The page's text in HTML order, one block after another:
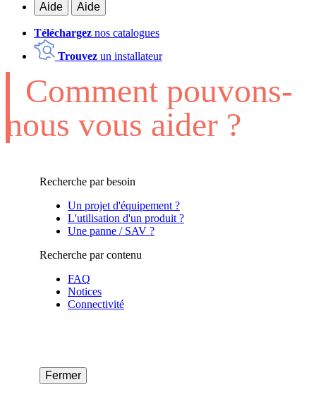
Aide
Aide
Téléchargez nos catalogues
Trouvez un installateur
Comment pouvons-
nous vous aider ?
Recherche par besoin
Un projet d'équipement ?
L'utilisation d'un produit ?
Une panne / SAV ?
Recherche par contenu
FAQ
Notices
Connectivité
Fermer